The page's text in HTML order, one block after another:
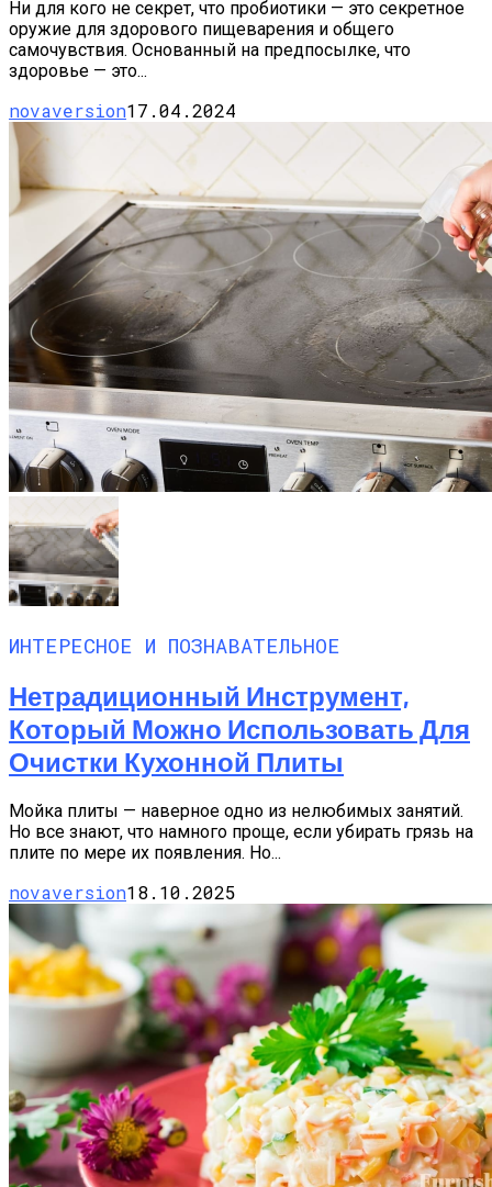
Ни для кого не секрет, что пробиотики — это секретное
оружие для здорового пищеварения и общего
самочувствия. Основанный на предпосылке, что
здоровье — это...
novaversion17.04.2024
ИНТЕРЕСНОЕ И ПОЗНАВАТЕЛЬНОЕ
Нетрадиционный Инструмент,
Который Можно Использовать Для
Очистки Кухонной Плиты
Мойка плиты — наверное одно из нелюбимых занятий.
Но все знают, что намного проще, если убирать грязь на
плите по мере их появления. Но...
novaversion18.10.2025